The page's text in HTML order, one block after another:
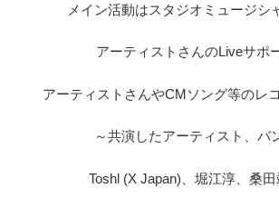
メイン活動はスタジオミュージシ
アーティストさんのLiveサポ
アーティストさんやCMソング等のレ
～共演したアーティスト、バ
Toshl (X Japan)、堀江淳、桑田